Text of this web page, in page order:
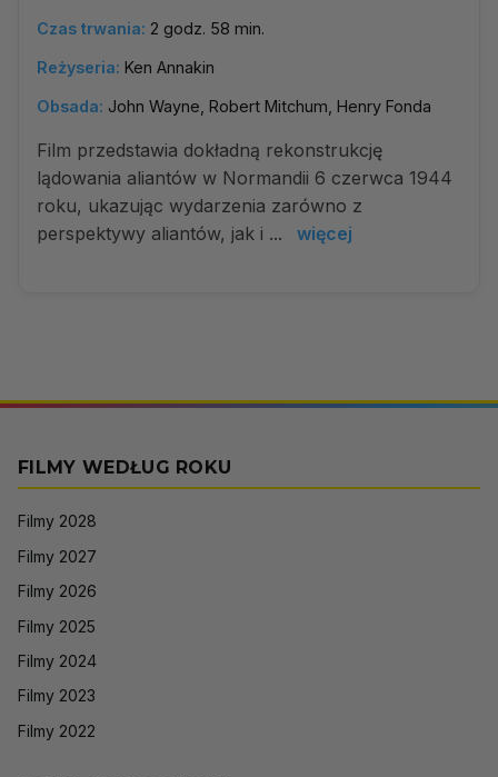
Czas trwania: 2 godz. 58 min.
Reżyseria: Ken Annakin
Obsada: John Wayne, Robert Mitchum, Henry Fonda
Film przedstawia dokładną rekonstrukcję
lądowania aliantów w Normandii 6 czerwca 1944
roku, ukazując wydarzenia zarówno z
perspektywy aliantów, jak i ...
więcej
FILMY WEDŁUG ROKU
Filmy 2028
Filmy 2027
Filmy 2026
Filmy 2025
Filmy 2024
Filmy 2023
Filmy 2022